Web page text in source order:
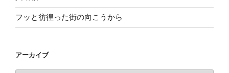
フッと彷徨った街の向こうから
アーカイブ